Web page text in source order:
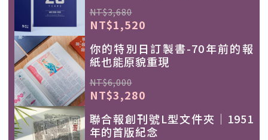
NT$3,680
NT$1,520
你的特別日訂製書-70年前的報
紙也能原貌重現
NT$6,000
NT$3,280
聯合報創刊號L型文件夾｜1951
年的首版紀念